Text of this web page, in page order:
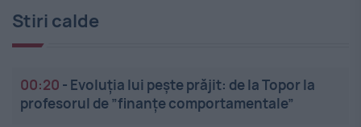
Stiri calde
00:20 - Evoluția lui pește prăjit: de la Topor la
profesorul de ”finanțe comportamentale”